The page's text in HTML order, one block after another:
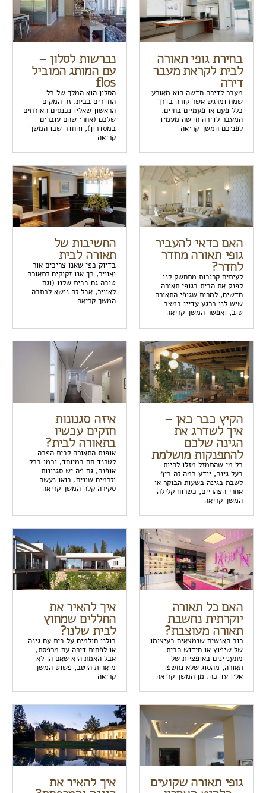
בחירת גופי תאורה
לבית לקראת מעבר
דירה
מעבר לדירה חדשה הוא מאורע
שמח ומרגש אשר קורה בדרך
כלל פעם או פעמיים בחיים.
המעבר לדירה חדשה מעמיד
לפניכם המשך קריאה
נברשות לסלון –
עם המותג המוביל
flos
הסלון הוא המלך של כל
החדרים בבית. זה המקום
הראשון שאליו נכנסים האורחים
שלכם (אחרי שהם עוברים
במסדרון), והחדר שבו המשך
קריאה
האם כדאי להעביר
גופי תאורה מחדר
לחדר?
לעיתים קרובות מתחשק לנו
לפנק את הבית בגופי תאורה
חדשים, למרות שגופי התאורה
שיש לנו כרגע עדיין במצב
טוב, ואפשר המשך קריאה
החשיבות של
תאורה לבית
בדיוק כפי שאנו צריכים אור
ואוויר, כך אנו זקוקים לתאורה
טובה גם בבית שלנו (וגם
לאוויר, אבל זה נושא לכתבה
המשך קריאה
הקיץ כבר כאן –
איך לשדרג את
הגינה שלכם
להתפנקות מושלמת
כל מי שהתמזל מזלו להיות
בעל גינה, יודע כמה זה כיף
לשבת בגינה בשעות הבוקר או
אחרי הצהריים, כשרוח קלילה
המשך קריאה
איזה סגנונות
חזקים עכשיו
בתאורה לבית?
אופנת התאורה לבית הפכה
לטרנד חם במיוחד, וכמו בכל
אופנה, גם פה יש סגנונות
וזרמים שונים. בואו נעשה
סקירה קלה המשך קריאה
האם כל תאורה
יוקרתית נחשבת
תאורה מעוצבת?
רוב האנשים שנמצאים בעיצומו
של שיפוץ או חידוש הבית
מתעניינים באופציות של
תאורה, מהסוג שלא נחשפו
אליו עד כה. מן המשך קריאה
איך להאיר את
החללים שמחוץ
לבית שלנו?
כולנו חולמים על בית עם גינה
או לפחות דירה עם מרפסת,
אבל האמת היא שאם הן לא
מוארות היטב, פשוט המשך
קריאה
גופי תאורה שקועים איך להאיר את